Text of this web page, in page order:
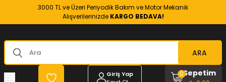
3000 TL ve Üzeri Periyodik Bakım ve Motor Mekanik
Alışverilerinizde KARGO BEDAVA!
ARA
Giriş Yap
Sepetim
0